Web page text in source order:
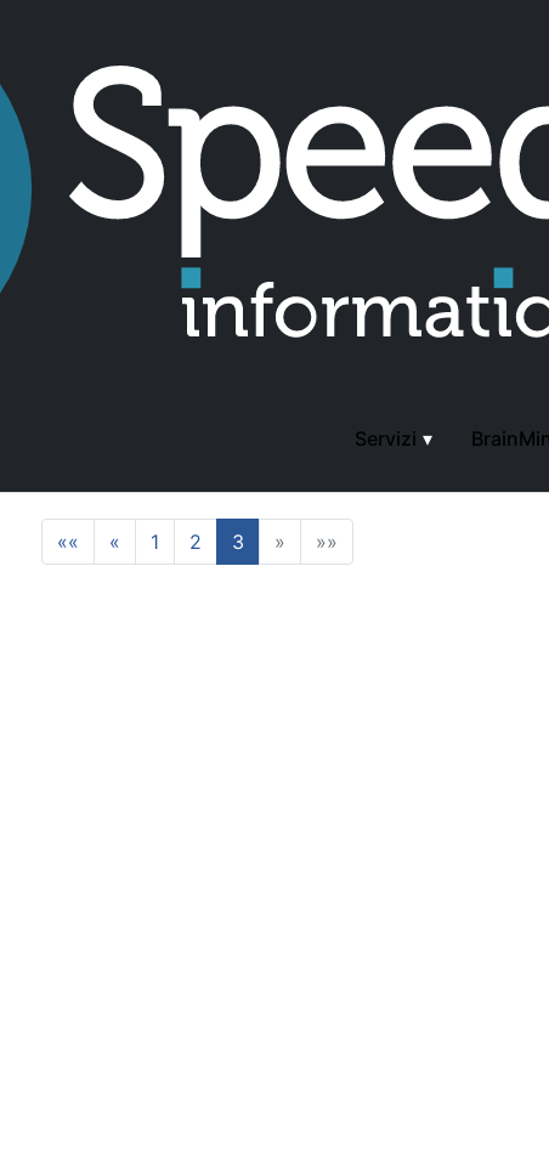
Servizi
Blog
Sviluppo software per Drupal
Cliente : LeftRightMinds (Vancouver - CA) Sviluppo moduli
per Drupal (Drupal, PHP, MySQL)
«« « 1 2 3 » »»